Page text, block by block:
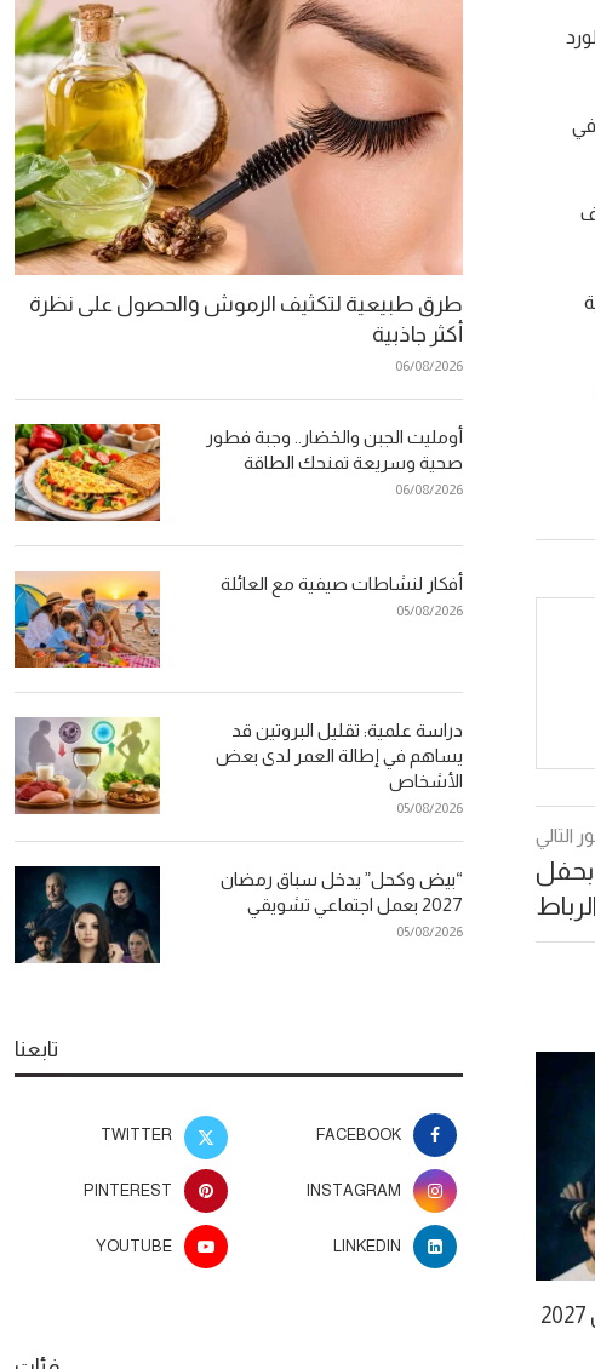
في
ثم يُشطف
التالي
“بيض وكحل” يدخل سباق رمضان 2027
طرق طبيعية لتكثيف الرموش والحصول على نظرة
أكثر جاذبية
06/08/2026
أومليت الجبن والخضار.. وجبة فطور
صحية وسريعة تمنحك الطاقة
06/08/2026
أفكار لنشاطات صيفية مع العائلة
05/08/2026
دراسة علمية: تقليل البروتين قد
يساهم في إطالة العمر لدى بعض
الأشخاص
05/08/2026
“بيض وكحل” يدخل سباق رمضان
2027 بعمل اجتماعي تشويقي
05/08/2026
تابعنا
FACEBOOK
TWITTER
INSTAGRAM
PINTEREST
LINKEDIN
YOUTUBE